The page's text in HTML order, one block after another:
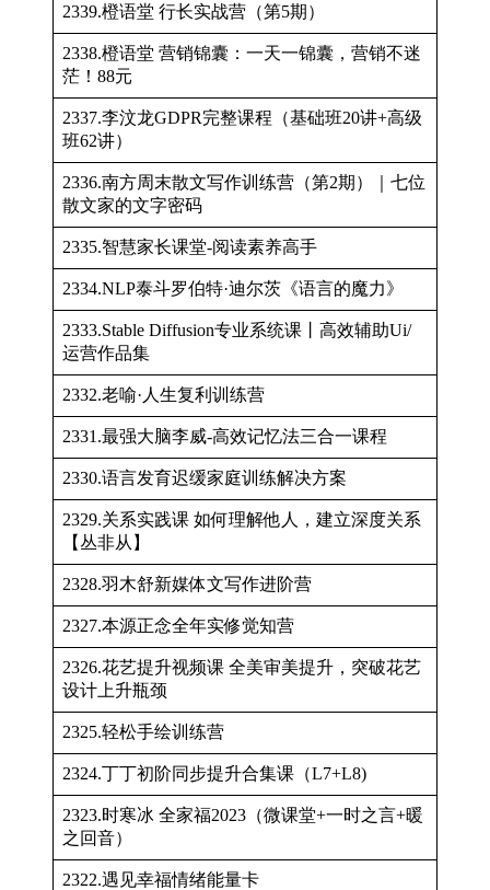
2339.橙语堂 行长实战营（第5期）
2338.橙语堂 营销锦囊：一天一锦囊，营销不迷
茫！88元
2337.李汶龙GDPR完整课程（基础班20讲+高级
班62讲）
2336.南方周末散文写作训练营（第2期）｜七位
散文家的文字密码
2335.智慧家长课堂-阅读素养高手
2334.NLP泰斗罗伯特·迪尔茨《语言的魔力》
2333.Stable Diffusion专业系统课丨高效辅助Ui/
运营作品集
2332.老喻·人生复利训练营
2331.最强大脑李威-高效记忆法三合一课程
2330.语言发育迟缓家庭训练解决方案
2329.关系实践课 如何理解他人，建立深度关系
【丛非从】
2328.羽木舒新媒体文写作进阶营
2327.本源正念全年实修觉知营
2326.花艺提升视频课 全美审美提升，突破花艺
设计上升瓶颈
2325.轻松手绘训练营
2324.丁丁初阶同步提升合集课（L7+L8)
2323.时寒冰 全家福2023（微课堂+一时之言+暖
之回音）
2322.遇见幸福情绪能量卡